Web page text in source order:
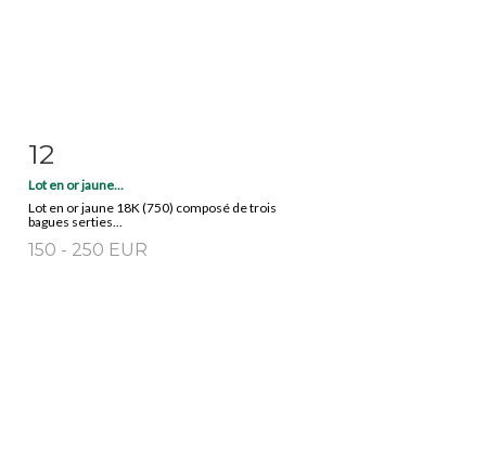
12
Lot en or jaune...
Lot en or jaune 18K (750) composé de trois
bagues serties...
150 - 250 EUR